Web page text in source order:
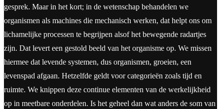
gesprek. Maar in het kort; in de wetenschap behandelen we
organismen als machines die mechanisch werken, dat helpt ons om
lichamelijke processen te begrijpen alsof het bewegende radartjes
zijn. Dat levert een gestold beeld van het organisme op. We missen
hiermee dat levende systemen, dus organismen, groeien, een
levenspad afgaan. Hetzelfde geldt voor categorieën zoals tijd en
ruimte. We knippen deze continue elementen van de werkelijkheid
op in meetbare onderdelen. Is het geheel dan wat anders de som van